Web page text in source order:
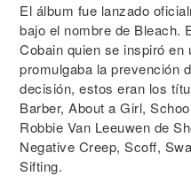
El álbum fue lanzado
bajo el nombre de Bleach.
Cobain quien se inspiró en
promulgaba la prevención
decisión, estos eran los
Barber, About a Girl,
Robbie Van Leeuwen de
Negative Creep, Scoff,
Sifting.